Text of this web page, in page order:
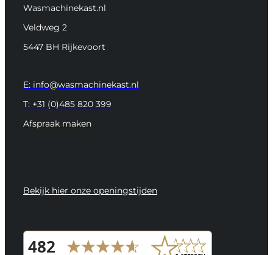
Wasmachinekast.nl
Veldweg 2
5447 BH Rijkevoort
E: info@wasmachinekast.nl
T: +31 (0)485 820 399
Afspraak maken
Bekijk hier onze openingstijden